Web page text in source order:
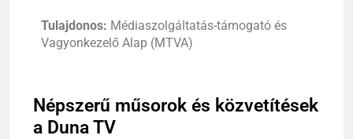
Tulajdonos: Médiaszolgáltatás-támogató és
Vagyonkezelő Alap (MTVA)
Népszerű műsorok és közvetítések
a Duna TV